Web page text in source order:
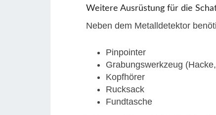
Weitere Ausrüstung für die
Neben dem Metalldetektor
Pinpointer
Grabungswerkzeug
Kopfhörer
Rucksack
Fundtasche